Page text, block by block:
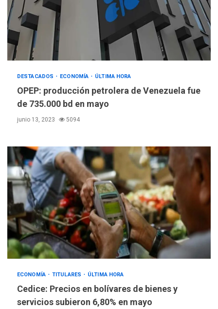
DESTACADOS ECONOMÍA ÚLTIMA HORA
OPEP: producción petrolera de Venezuela fue
de 735.000 bd en mayo
junio 13, 2023 5094
ECONOMÍA TITULARES ÚLTIMA HORA
Cedice: Precios en bolívares de bienes y
servicios subieron 6,80% en mayo